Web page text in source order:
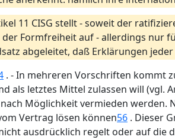
11 CISG stellt - soweit der
Formfreiheit auf - allerdings nur
abgeleitet, daß Erklärungen
. - In mehreren Vorschriften kommt
als letztes Mittel zulassen will (vgl.
Möglichkeit vermieden
Vertrag lösen können56 . Dieser
ausdrücklich regelt oder auf die